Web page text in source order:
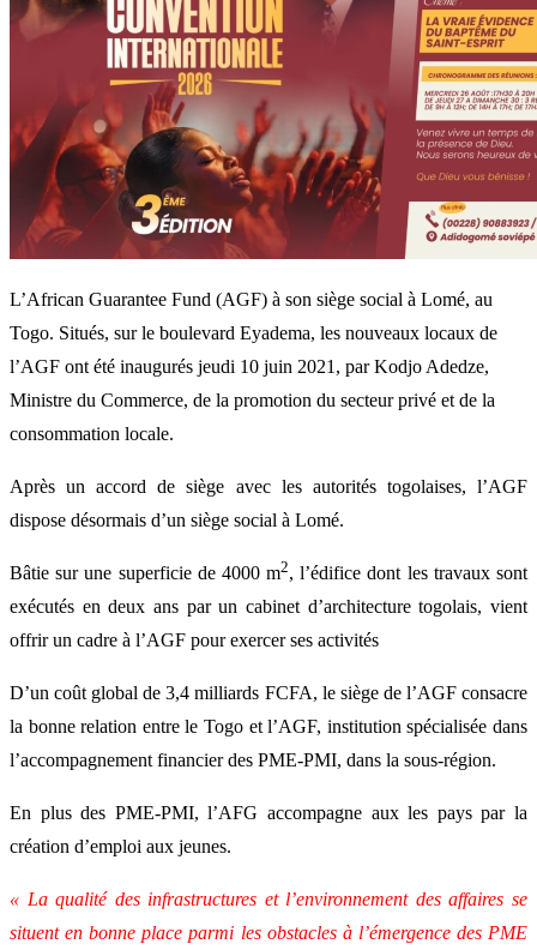
L’African Guarantee Fund (AGF) à son siège social à Lomé, au
Togo. Situés, sur le boulevard Eyadema, les nouveaux locaux de
l’AGF ont été inaugurés jeudi 10 juin 2021, par Kodjo Adedze,
Ministre du Commerce, de la promotion du secteur privé et de la
consommation locale.
Après un accord de siège avec les autorités togolaises, l’AGF
dispose désormais d’un siège social à Lomé.
Bâtie sur une superficie de 4000 m2, l’édifice dont les travaux sont
exécutés en deux ans par un cabinet d’architecture togolais, vient
offrir un cadre à l’AGF pour exercer ses activités
D’un coût global de 3,4 milliards FCFA, le siège de l’AGF consacre
la bonne relation entre le Togo et l’AGF, institution spécialisée dans
l’accompagnement financier des PME-PMI, dans la sous-région.
En plus des PME-PMI, l’AFG accompagne aux les pays par la
création d’emploi aux jeunes.
« La qualité des infrastructures et l’environnement des affaires se
situent en bonne place parmi les obstacles à l’émergence des PME